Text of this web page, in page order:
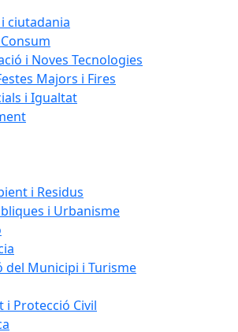
ciutadania
i Noves Tecnologies
Majors i Fires
i Igualtat
i Residus
i Urbanisme
del Municipi i Turisme
i Protecció Civil